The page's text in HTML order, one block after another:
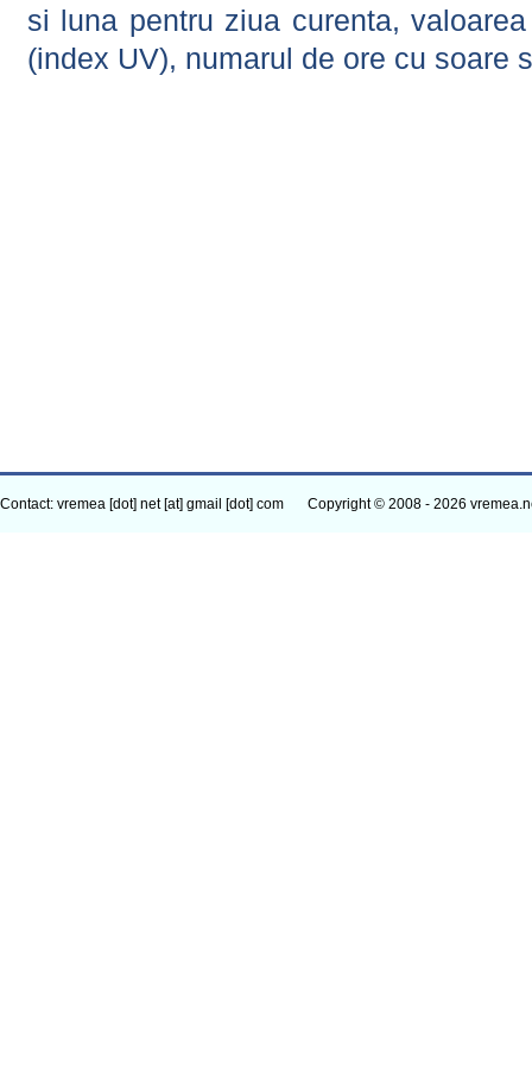
si luna pentru ziua curenta,
(index UV), numarul de ore cu soare
Contact: vremea [dot] net [at] gmail [dot] com Copyright © 2008 - 2026